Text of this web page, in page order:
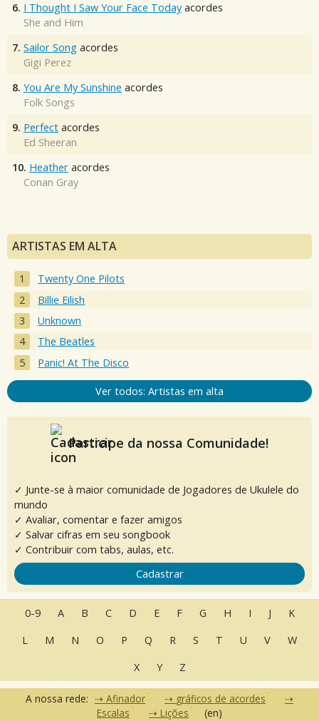
6. I Thought I Saw Your Face Today acordes
She and Him
7. Sailor Song acordes
Gigi Perez
8. You Are My Sunshine acordes
Folk Songs
9. Perfect acordes
Ed Sheeran
10. Heather acordes
Conan Gray
ARTISTAS EM ALTA
Twenty One Pilots
Billie Eilish
Unknown
The Beatles
Panic! At The Disco
Ver todos: Artistas em alta
Participe da nossa Comunidade!
✓ Junte-se à maior comunidade de Jogadores de Ukulele do
mundo
✓ Avaliar, comentar e fazer amigos
✓ Salvar cifras em seu songbook
✓ Contribuir com tabs, aulas, etc.
Cadastrar
0-9 A B C D E F G H I J
K
L
M N O P Q R S T U V
W
X
Y Z
A nossa rede: Afinador
gráficos de acordes
Escalas
Lições (en)